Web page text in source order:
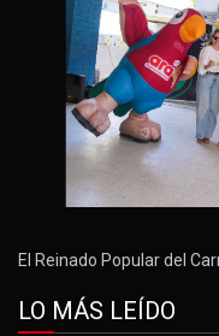
El Reinado Popular del
LO MÁS LEÍDO